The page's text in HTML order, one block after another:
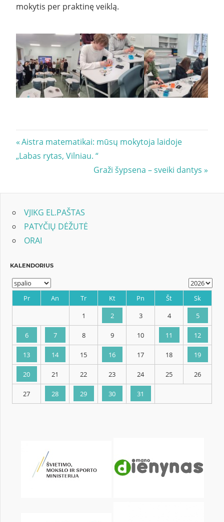
mokytis per praktinę veiklą.
Navigacija
tarp
Previous
Post:
Aistra matematikai: mūsų mokytoja laidoje
„Labas rytas, Vilniau. “
Next
Graži šypsena – sveiki dantys
VJIKG EL.PAŠTAS
PATYČIŲ DĖŽUTĖ
ORAI